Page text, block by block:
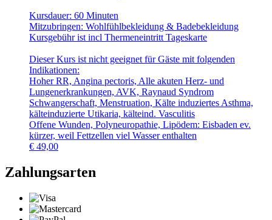
Kursdauer: 60 Minuten
Mitzubringen: Wohlfühlbekleidung & Badebekleidung
Kursgebühr ist incl Thermeneintritt Tageskarte
Dieser Kurs ist nicht geeignet für Gäste mit folgenden
Indikationen:
Hoher RR, Angina pectoris, Alle akuten Herz- und
Lungenerkrankungen, AVK, Raynaud Syndrom
Schwangerschaft, Menstruation, Kälte induziertes Asthma,
kälteinduzierte Utikaria, kälteind. Vasculitis
Offene Wunden, Polyneuropathie, Lipödem: Eisbaden ev.
kürzer, weil Fettzellen viel Wasser enthalten
€ 49,00
Zahlungsarten